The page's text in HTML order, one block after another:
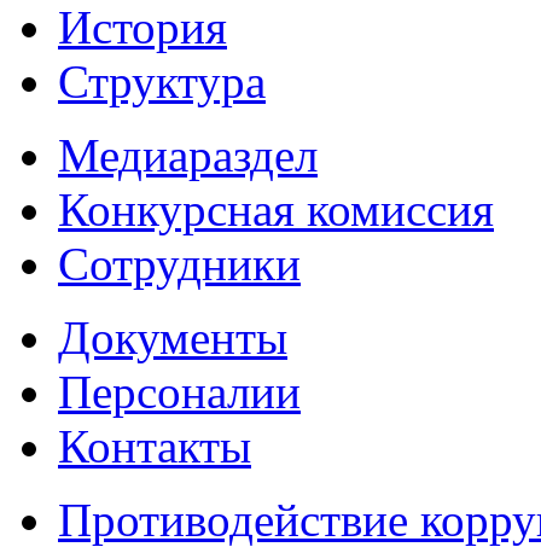
История
Структура
Медиараздел
Конкурсная комиссия
Сотрудники
Документы
Персоналии
Контакты
Противодействие